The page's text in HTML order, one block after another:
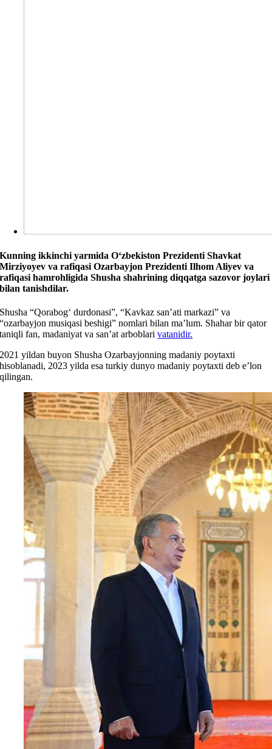
Kunning ikkinchi yarmida O‘zbekiston Prezidenti Shavkat
Mirziyoyev va rafiqasi Ozarbayjon Prezidenti Ilhom Aliyev va
rafiqasi hamrohligida Shusha shahrining diqqatga sazovor joylari
bilan tanishdilar.
Shusha “Qorabog‘ durdonasi”, “Kavkaz san’ati markazi” va
“ozarbayjon musiqasi beshigi” nomlari bilan ma’lum. Shahar bir qator
taniqli fan, madaniyat va san’at arboblarivatanidir.
2021 yildan buyon Shusha Ozarbayjonning madaniy poytaxti
hisoblanadi, 2023 yilda esa turkiy dunyo madaniy poytaxti deb e’lon
qilingan.